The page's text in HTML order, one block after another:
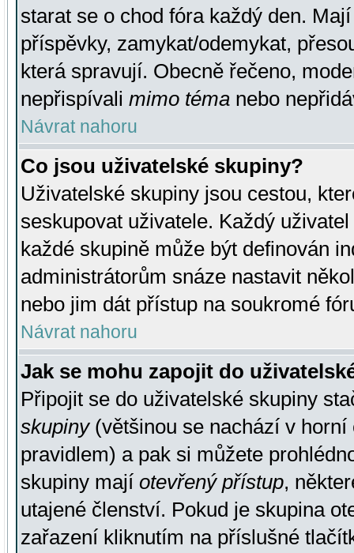
starat se o chod fóra každý den.
příspěvky, zamykat/odemykat,
která spravují. Obecně řečeno,
nepřispívali mimo téma nebo
Návrat nahoru
Co jsou uživatelské skupiny?
Uživatelské skupiny jsou cestou,
seskupovat uživatele. Každý
každé skupině může být definován
administrátorům snáze nastavit
nebo jim dát přístup na soukromé
Návrat nahoru
Jak se mohu zapojit do
Připojit se do uživatelské skupiny
skupiny(většinou se nachází v horní
pravidlem) a pak si můžete
skupiny mají otevřený přístup,
utajené členství. Pokud je skupina
zařazení kliknutím na příslušné